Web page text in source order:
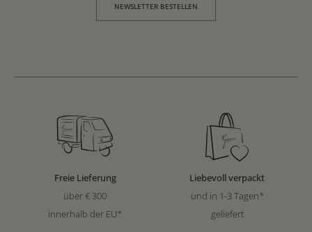
NEWSLETTER BESTELLEN
Freie Lieferung
über € 300
innerhalb der EU*
Liebevoll verpackt
und in 1-3 Tagen*
geliefert